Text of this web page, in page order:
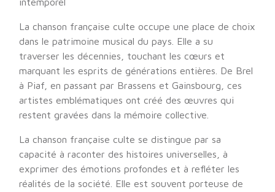
La chanson française culte occupe une place de choix
dans le patrimoine musical du pays. Elle a su
traverser les décennies, touchant les cœurs et
marquant les esprits de générations entières. De Brel
à Piaf, en passant par Brassens et Gainsbourg, ces
artistes emblématiques ont créé des œuvres qui
restent gravées dans la mémoire collective.
La chanson française culte se distingue par sa
capacité à raconter des histoires universelles, à
exprimer des émotions profondes et à refléter les
réalités de la société. Elle est souvent porteuse de